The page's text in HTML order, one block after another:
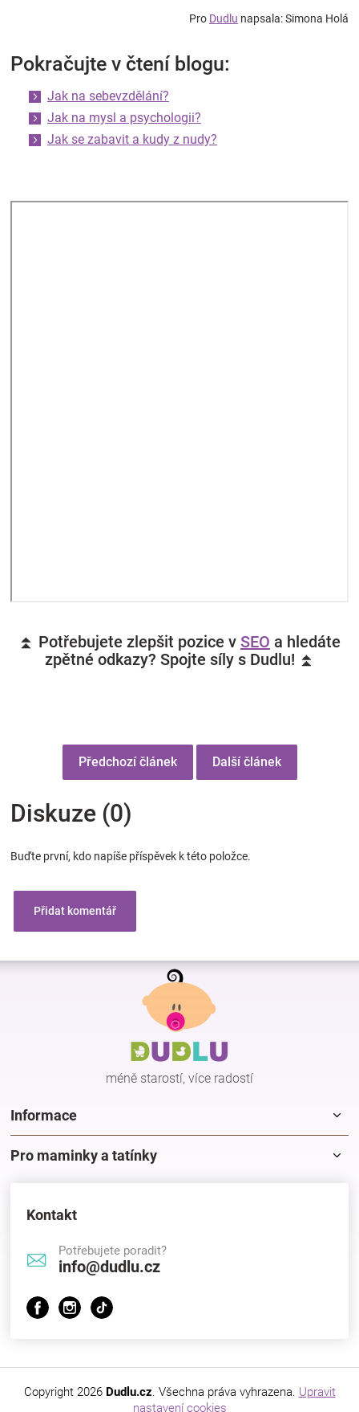
Pro Dudlu napsala: Simona Holá
Pokračujte v čtení blogu:
Jak na sebevzdělání?
Jak na mysl a psychologii?
Jak se zabavit a kudy z nudy?
⏫ Potřebujete zlepšit pozice v SEO a hledáte
zpětné odkazy? Spojte síly s Dudlu! ⏫
Předchozí článek Další článek
Diskuze (0)
Buďte první, kdo napíše příspěvek k této položce.
Přidat komentář
Z
méně starostí, více radostí
Informace
Pro maminky a tatínky
Kontakt
Potřebujete poradit?
info@dudlu.cz
Copyright 2026 Dudlu.cz. Všechna práva vyhrazena. Upravit
nastavení cookies